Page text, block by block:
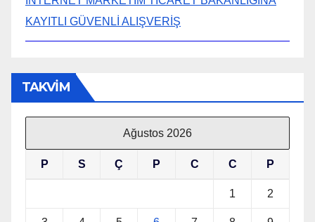
KAYITLI GÜVENLİ ALIŞVERİŞ
TAKVİM
Ağustos 2026
P S Ç P C C P
1 2